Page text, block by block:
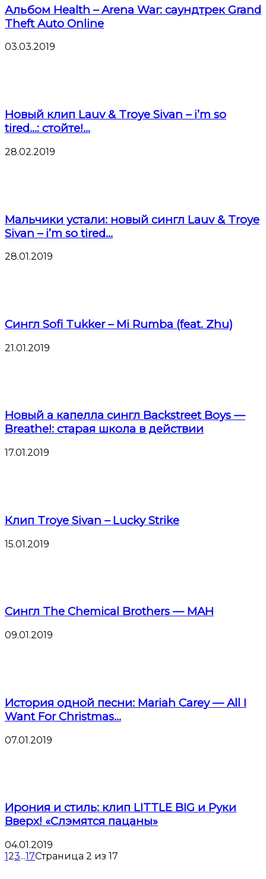
Альбом Health – Arena War: саундтрек Grand
Theft Auto Online
03.03.2019
Новый клип Lauv & Troye Sivan – i’m so
tired…: стойте!...
28.02.2019
Мальчики устали: новый сингл Lauv & Troye
Sivan – i’m so tired…
28.01.2019
Сингл Sofi Tukker – Mi Rumba (feat. Zhu)
21.01.2019
Новый а капелла сингл Backstreet Boys —
Breathe!: старая школа в действии
17.01.2019
Клип Troye Sivan – Lucky Strike
15.01.2019
Сингл The Chemical Brothers — MAH
09.01.2019
История одной песни: Mariah Carey — All I
Want For Christmas...
07.01.2019
Ирония и стиль: клип LITTLE BIG и Руки
Вверх! «Слэмятся пацаны»
04.01.2019
123...17Страница 2 из 17